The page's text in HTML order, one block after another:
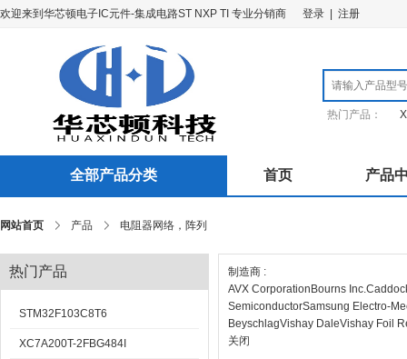
欢迎来到华芯顿电子IC元件-集成电路ST NXP TI 专业分销商 登录 注册
热门产品：
全部产品分类 首页 产品
网站首页 产品 电阻器网络，阵列
热门产品
STM32F103C8T6
XC7A200T-2FBG484I
制造商 :
AVX Corporation Bourns Inc.
SemiconductorSamsung Electro-
BeyschlagVishay DaleVishay Foil
关闭